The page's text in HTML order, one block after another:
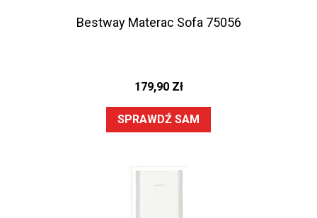
Bestway Materac Sofa 75056
179,90 Zł
SPRAWDŹ SAM